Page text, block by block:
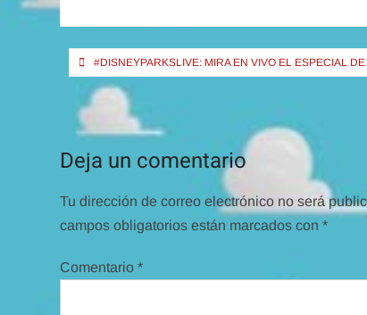
Navegación
de
entradas
#DISNEYPARKSLIVE: MIRA EN VIVO EL ESPECIAL
Deja un comentario
Tu dirección de correo electrónico no será
campos obligatorios están marcados con*
Comentario*